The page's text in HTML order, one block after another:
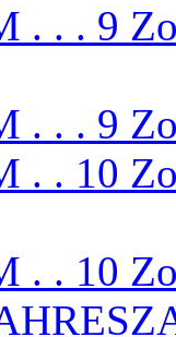
. . . 9
. . . 9
. . 10
. . 10